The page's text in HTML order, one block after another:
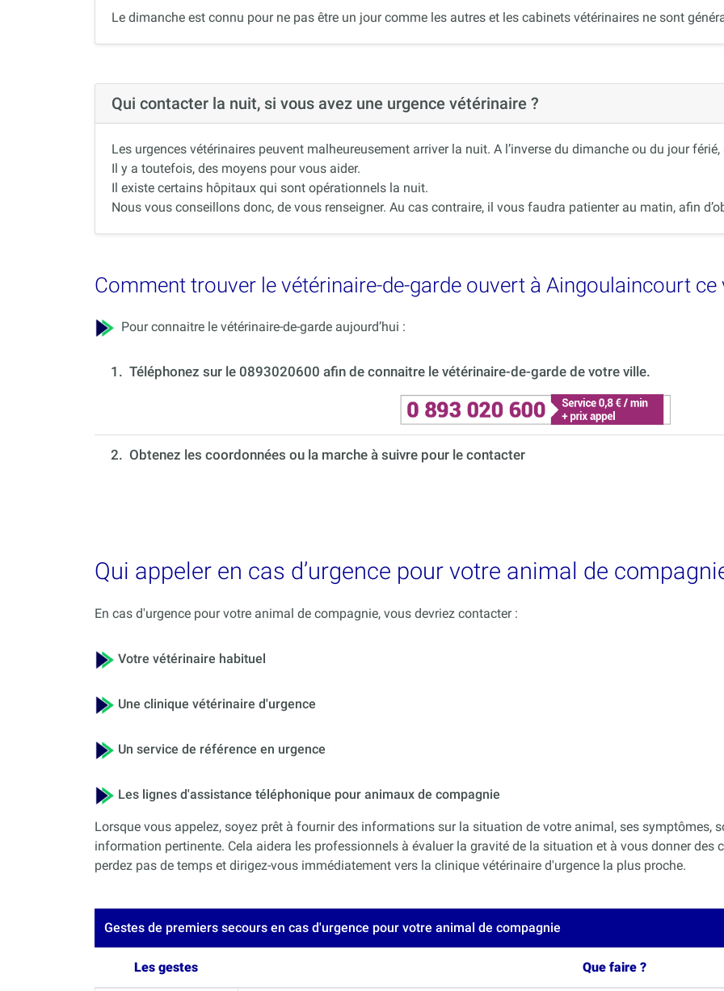
Le dimanche est connu pour ne pas être un jour comme les autres et les cabinets vétérinaires ne sont
Qui contacter la nuit, si vous avez une urgence vétérinaire ?
Les urgences vétérinaires peuvent malheureusement arriver la nuit. A l’inverse du dimanche ou du jour
Il y a toutefois, des moyens pour vous aider.
Il existe certains hôpitaux qui sont opérationnels la nuit.
Nous vous conseillons donc, de vous renseigner. Au cas contraire, il vous faudra patienter au matin, afin
Comment trouver le vétérinaire-de-garde ouvert à Aingoulaincourt ce
Pour connaitre le vétérinaire-de-garde aujourd’hui :
1. Téléphonez sur le 0893020600 afin de connaitre le vétérinaire-de-garde de votre ville.
2. Obtenez les coordonnées ou la marche à suivre pour le contacter
Qui appeler en cas d’urgence pour votre animal de
En cas d'urgence pour votre animal de compagnie, vous devriez contacter :
Votre vétérinaire habituel
Une clinique vétérinaire d'urgence
Un service de référence en urgence
Les lignes d'assistance téléphonique pour animaux de compagnie
Lorsque vous appelez, soyez prêt à fournir des informations sur la situation de votre animal, ses symptômes,
information pertinente. Cela aidera les professionnels à évaluer la gravité de la situation et à vous donner des
perdez pas de temps et dirigez-vous immédiatement vers la clinique vétérinaire d'urgence la plus proche.
Gestes de premiers secours en cas d'urgence pour votre animal de compagnie
Les gestes Que faire ?